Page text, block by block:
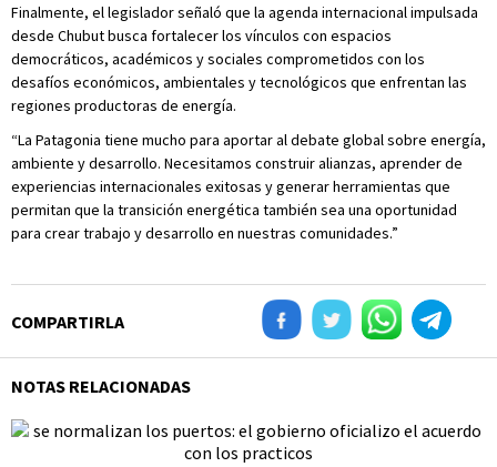
Finalmente, el legislador señaló que la agenda internacional impulsada
desde Chubut busca fortalecer los vínculos con espacios
democráticos, académicos y sociales comprometidos con los
desafíos económicos, ambientales y tecnológicos que enfrentan las
regiones productoras de energía.
“La Patagonia tiene mucho para aportar al debate global sobre energía,
ambiente y desarrollo. Necesitamos construir alianzas, aprender de
experiencias internacionales exitosas y generar herramientas que
permitan que la transición energética también sea una oportunidad
para crear trabajo y desarrollo en nuestras comunidades.”
COMPARTIRLA
NOTAS RELACIONADAS